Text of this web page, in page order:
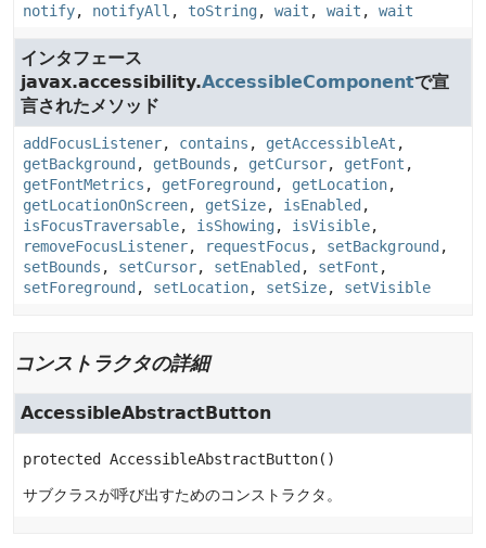
notify, notifyAll , toString, wait , wait , wait
インタフェース
javax.accessibility.AccessibleComponentで宣
言されたメソッド
addFocusListener, contains , getAccessibleAt ,
getBackground , getBounds , getCursor, getFont ,
getFontMetrics , getForeground , getLocation,
getLocationOnScreen, getSize, isEnabled ,
isFocusTraversable, isShowing, isVisible,
removeFocusListener, requestFocus , setBackground ,
setBounds , setCursor, setEnabled , setFont ,
setForeground , setLocation, setSize, setVisible
コンストラクタの詳細
AccessibleAbstractButton
protected AccessibleAbstractButton()
サブクラスが呼び出すためのコンストラクタ。